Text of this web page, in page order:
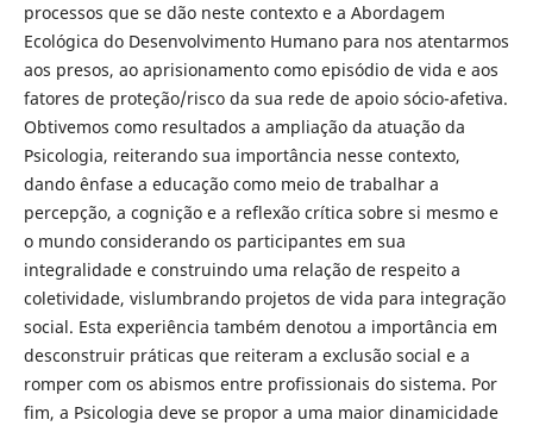
processos que se dão neste contexto e a Abordagem
Ecológica do Desenvolvimento Humano para nos atentarmos
aos presos, ao aprisionamento como episódio de vida e aos
fatores de proteção/risco da sua rede de apoio sócio-afetiva.
Obtivemos como resultados a ampliação da atuação da
Psicologia, reiterando sua importância nesse contexto,
dando ênfase a educação como meio de trabalhar a
percepção, a cognição e a reflexão crítica sobre si mesmo e
o mundo considerando os participantes em sua
integralidade e construindo uma relação de respeito a
coletividade, vislumbrando projetos de vida para integração
social. Esta experiência também denotou a importância em
desconstruir práticas que reiteram a exclusão social e a
romper com os abismos entre profissionais do sistema. Por
fim, a Psicologia deve se propor a uma maior dinamicidade